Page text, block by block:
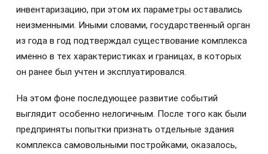
инвентаризацию, при этом их параметры оставались
неизменными. Иными словами, государственный орган
из года в год подтверждал существование комплекса
именно в тех характеристиках и границах, в которых
он ранее был учтен и эксплуатировался.
На этом фоне последующее развитие событий
выглядит особенно нелогичным. После того как были
предприняты попытки признать отдельные здания
комплекса самовольными постройками, оказалось,